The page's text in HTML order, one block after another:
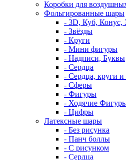
Коробки для
Фольгированные шары
- 3D, Куб, Конус,
- Звёзды
- Круги
- Мини фигуры
- Надписи, Буквы
- Сердца
- Сердца, круги и
- Сферы
- Фигуры
- Ходячие
- Цифры
Латексные шары
- Без рисунка
- Панч боллы
- С рисунком
- Сердца